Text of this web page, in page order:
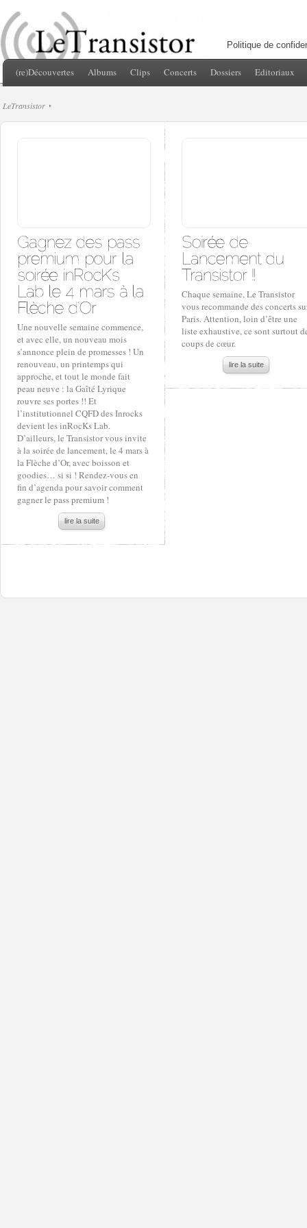
Politique de
(re)Découvertes Albums Clips Concerts Dossiers Editoriaux
LeTransistor
Une nouvelle semaine commence,
et avec elle, un nouveau mois
s’annonce plein de promesses ! Un
renouveau, un printemps qui
approche, et tout le monde fait
peau neuve : la Gaîté Lyrique
rouvre ses portes !! Et
l’institutionnel CQFD des Inrocks
devient les inRocKs Lab.
D’ailleurs, le Transistor vous invite
à la soirée de lancement, le 4 mars à
la Flèche d’Or, avec boisson et
goodies… si si ! Rendez-vous en
fin d’agenda pour savoir comment
gagner le pass premium !
lire la suite
Chaque semaine, Le Transistor
vous recommande des concerts
Paris. Attention, loin d’être une
liste exhaustive, ce sont surtout
coups de cœur.
lire la suite